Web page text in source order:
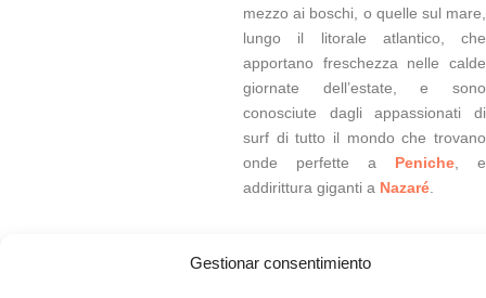
Gestionar consentimiento
mezzo ai boschi, o quelle sul mare,
lungo il litorale atlantico, che
apportano freschezza nelle calde
giornate dell’estate, e sono
conosciute dagli appassionati di
surf di tutto il mondo che trovano
onde perfette a Peniche , e
addirittura giganti a Nazaré